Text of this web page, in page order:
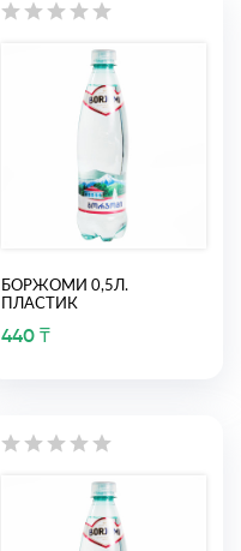
БОРЖОМИ 0,5Л.
ПЛАСТИК
440 ₸